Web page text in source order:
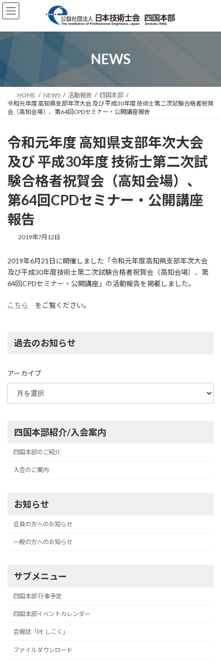
コ
ン
ン
ナ
ビ
ー
NEWS
HOME NEWS 活動報告
四国本部
令和元年度 高知県支部年次大会 及び 平成30年度 技術士第二次試験合格者祝賀
会（高知会場）、第64回CPDセミナー・公開講座報告
令和元年度 高知県支部年次大会
及び 平成30年度 技術士第二次試
験合格者祝賀会（高知会場）、
第64回CPDセミナー・公開講座
報告
2019年7月12日
2019年6月21日に開催しました「令和元年度高知県支部年次大会
及び平成30年度技術士第二次試験合格者祝賀会（高知会場）、第
64回CPDセミナー・公開講座」の活動報告を掲載しました。
こちら をご覧ください。
過去のお知らせ
アーカイブ
四国本部紹介/入会案内
四国本部のご紹介
入会のご案内
お知らせ
会員の方へのお知らせ
一般の方へのお知らせ
サブメニュー
四国本部 行事予定
四国本部イベントカレンダー
会報誌「PE しこく」
ファイルダウンロード